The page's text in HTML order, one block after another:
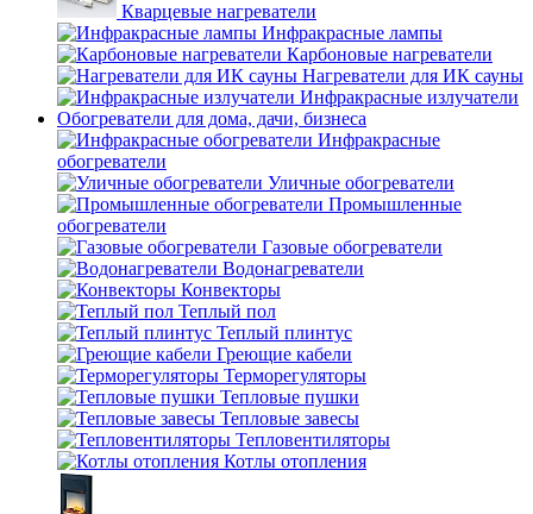
Кварцевые нагреватели
Инфракрасные лампы
Карбоновые нагреватели
Нагреватели для ИК сауны
Инфракрасные излучатели
Обогреватели для дома, дачи, бизнеса
Инфракрасные
обогреватели
Уличные обогреватели
Промышленные
обогреватели
Газовые обогреватели
Водонагреватели
Конвекторы
Теплый пол
Теплый плинтус
Греющие кабели
Терморегуляторы
Тепловые пушки
Тепловые завесы
Тепловентиляторы
Котлы отопления